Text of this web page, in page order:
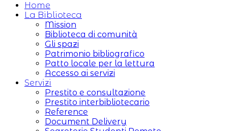
Home
La Biblioteca
Mission
Biblioteca di comunità
Gli spazi
Patrimonio bibliografico
Patto locale per la lettura
Accesso ai servizi
Servizi
Prestito e consultazione
Prestito interbibliotecario
Reference
Document Delivery